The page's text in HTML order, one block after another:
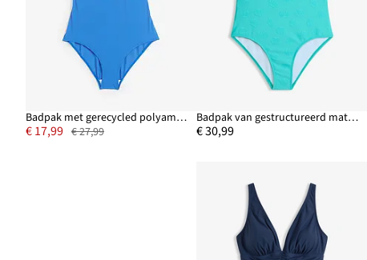
Badpak met gerecycled polyamide
€ 17,99 € 27,99
Badpak van gestructureerd materiaal
€ 30,99